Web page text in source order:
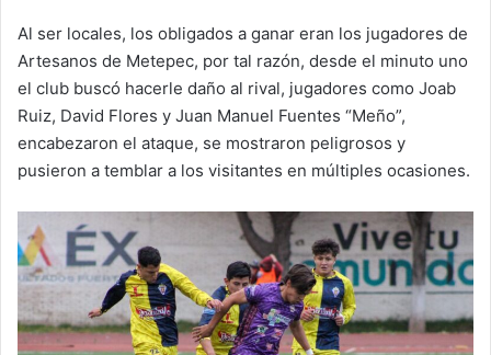
Al ser locales, los obligados a ganar eran los jugadores de
Artesanos de Metepec, por tal razón, desde el minuto uno
el club buscó hacerle daño al rival, jugadores como Joab
Ruiz, David Flores y Juan Manuel Fuentes “Meño”,
encabezaron el ataque, se mostraron peligrosos y
pusieron a temblar a los visitantes en múltiples ocasiones.